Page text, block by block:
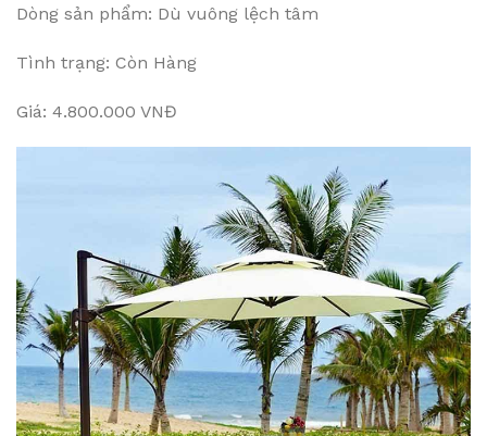
Dòng sản phẩm: Dù vuông lệch tâm
Tình trạng: Còn Hàng
Giá: 4.800.000 VNĐ